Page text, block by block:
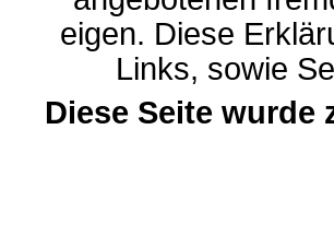
eigen. Diese
Links, sowie
Diese Seite wurde